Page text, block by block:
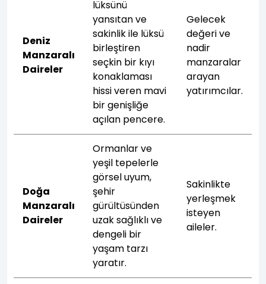
Deniz
Manzaralı
Daireler
lüksünü
yansıtan ve
sakinlik ile lüksü
birleştiren
seçkin bir kıyı
konaklaması
hissi veren mavi
bir genişliğe
açılan pencere.
Gelecek
değeri ve
nadir
manzaralar
arayan
yatırımcılar.
Doğa
Manzaralı
Daireler
Ormanlar ve
yeşil tepelerle
görsel uyum,
şehir
gürültüsünden
uzak sağlıklı ve
dengeli bir
yaşam tarzı
yaratır.
Sakinlikte
yerleşmek
isteyen
aileler.